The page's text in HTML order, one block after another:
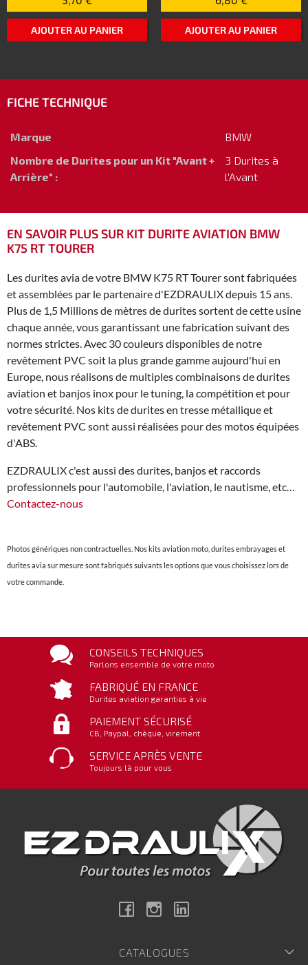
AJOUTER AU PANIER AJOUTER AU PANIER
FICHE TECHNIQUE
Marque
BMW
Nombre de Durites pour un Kit "Avant +
Arrière" :
3 Durites à
l'Avant
EN SAVOIR PLUS SUR KIT DURITE AVIATION BMW
K75 RT TOURER
Les durites avia de votre BMW K75 RT Tourer sont fabriquées
et assemblées par le partenaire d'EZDRAULIX depuis 15 ans.
Plus de 1,5 Millions de mètres de durites sortent de cette usine
chaque année, vous garantissant une fabrication suivant des
normes strictes. Avec 30 couleurs disponibles de notre
revêtement PVC soit la plus grande gamme aujourd'hui en
Europe, nous réalisons de multiples combinaisons de durites
aviation et banjos inox pour le tuning, la compétition et pour
votre sécurité. Nos kits de durites en tresse métallique et
revêtement PVC sont aussi réalisées pour des motos équipées
d'ABS.
EZDRAULIX c'est aussi des durites, banjos et raccords
professionnels pour l'automobile, l'aviation, le nautisme, etc…
Contactez-nous
Photos génériques non contractuelles. Nos kits aviation moto, durites embrayages et
durites avia sur mesure sont fabriqués suivants les options que vous choisissez lors de
votre commande.
CONSEILS TECHNIQUES
Parlons ensemble de votre moto
FABRIQUÉ EN FRANCE
Durites aviation garanties à vie
PAIEMENT SÉCURISÉ
CB, Paypal, chèque, virement
SERVICE APRÈS VENTE
Toujours là pour vous
FacebookInstagram
CATALOGUES